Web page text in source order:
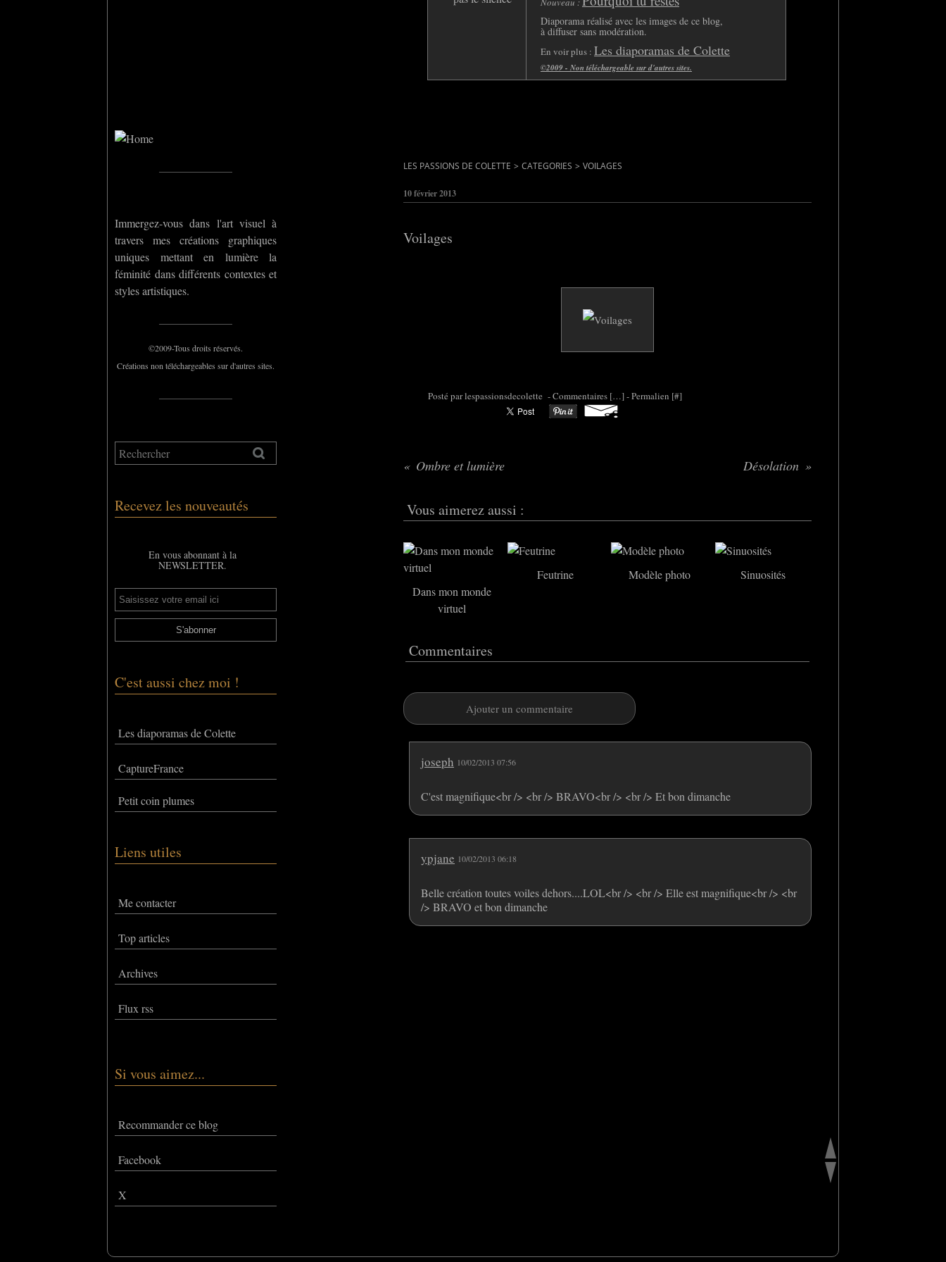
Immergez-vous dans l'art visuel à
travers mes créations graphiques
uniques mettant en lumière la
féminité dans différents contextes et
styles artistiques.
©2009-Tous droits réservés.
Créations non téléchargeables sur d'autres sites.
Diaporama réalisé avec les images de ce blog,
à diffuser sans modération.
En voir plus : Les diaporamas de Colette
©2009 - Non téléchargeable sur d'autres sites.
Recevez les nouveautés
C'est aussi chez moi !
Les diaporamas de Colette
CaptureFrance
Petit coin plumes
Liens utiles
Me contacter
Top articles
Archives
Flux rss
Si vous aimez...
Recommander ce blog
Facebook
X
LES PASSIONS DE COLETTE > CATEGORIES > VOILAGES
10 février 2013
Voilages
Posté par colette95 à 07:09 -Commentaires […]- Permalien [#]
Ombre et lumière Désolation
Vous aimerez aussi :
Dans mon monde
virtuel
Feutrine Modèle photo Sinuosités
Commentaires
Ajouter un commentaire
joseph 10/02/2013 07:56
C'est magnifique<br /> <br /> BRAVO<br /> <br /> Et bon dimanche
ypjane 10/02/2013 06:18
Belle création toutes voiles dehors....LOL<br /> <br /> Elle est magnifique<br /> <br
/> BRAVO et bon dimanche